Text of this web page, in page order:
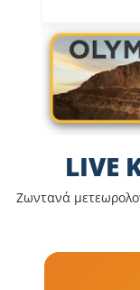
LIVE
Ζωντανά